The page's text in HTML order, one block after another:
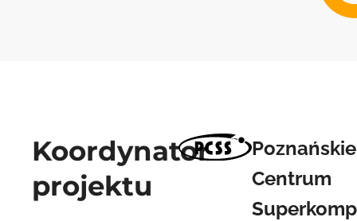
Koordynator
projektu
Poznańskie
Centrum